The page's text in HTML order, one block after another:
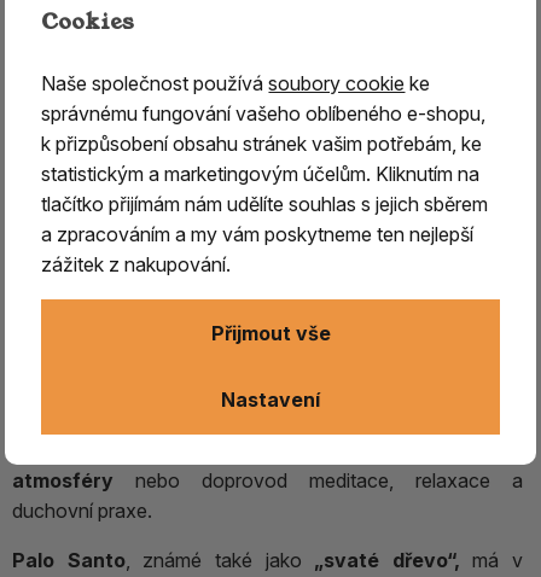
Vonné tyčinky PALO SANTO Puro –
přírodní tyčinky z Peru
Vonné tyčinky PALO SANTO Pure – přírodní tyčinky z
Vonné tyčinky PALO SANTO Purepředstavují
autentickou alternativu k tradičním vykuřovadlům
s důrazem na kvalitu, původ surovin a
atmosféry nebo doprovod meditace, relaxace a
duchovní praxe.
Palo Santo, známé také jako „svaté dřevo“,má v
Cookies
Naše společnost používásoubory cookie ke
správnému fungování vašeho oblíbeného e-shopu,
k přizpůsobení obsahu stránek vašim potřebám, ke
statistickým a marketingovým účelům. Kliknutím na
tlačítko přijímám nám udělíte souhlas s jejich sběrem
a zpracováním a my vám poskytneme ten nejlepší
zážitek z nakupování.
Nastavení
Přijmout vše